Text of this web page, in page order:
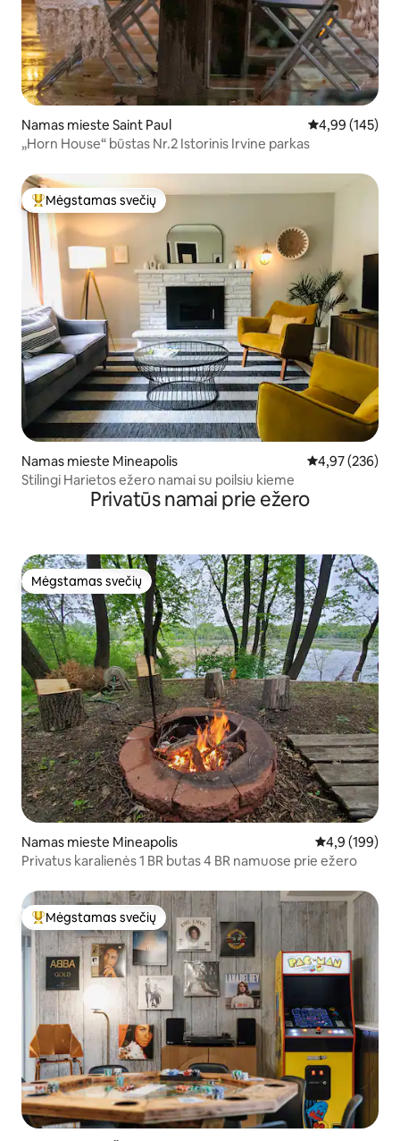
Namas mieste Saint Paul Vidutinis
4,99 (145)
„Horn House“ būstas Nr.2 Istorinis Irvine parkas
Svečių mėgstamiausias
Mėgstamas svečių
Namas mieste Mineapolis Vidutinis
4,97 (236)
Stilingi Harietos ežero namai su poilsiu kieme
Privatūs namai prie ežero
Mėgstamas svečių
Mėgstamas svečių
Namas mieste Mineapolis Vidutinis
4,9 (199)
Privatus karalienės 1 BR butas 4 BR namuose prie ežero
Svečių mėgstamiausias
Mėgstamas svečių